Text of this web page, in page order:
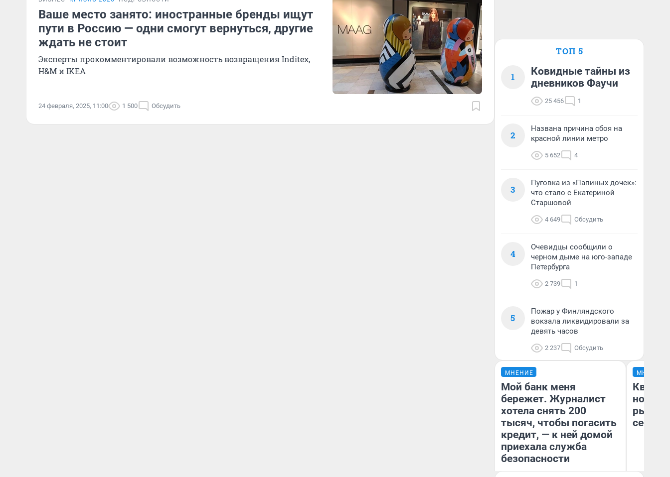
Ваше место занято: иностранные бренды ищут
пути в Россию — одни смогут вернуться, другие
ждать не стоит
Эксперты прокомментировали возможность возвращения Inditex,
H&M и IKEA
24 февраля, 2025, 11:00 1 500 Обсудить
ТОП 5
1
Ковидные тайны из
дневников Фаучи
25 456 1
2
Названа причина сбоя на
красной линии метро
5 652 4
3
Пуговка из «Папиных дочек»:
что стало с Екатериной
Старшовой
4 649 Обсудить
4
Очевидцы сообщили о
черном дыме на юго-западе
Петербурга
2 739 1
5
Пожар у Финляндского
вокзала ликвидировали за
девять часов
2 237 Обсудить
МНЕНИЕ
Мой банк меня
бережет. Журналист
хотела снять 200
тысяч, чтобы погасить
кредит, — к ней домой
приехала служба
безопасности
МНЕНИЕ
но
рынок